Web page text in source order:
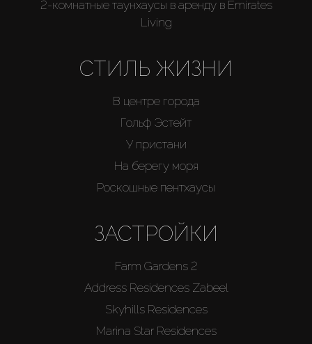
2-комнатные таунхаусы в аренду в Emirates
Living
СТИЛЬ ЖИЗНИ
В центре города
Гольф Эстейт
У пристани
На берегу моря
Роскошные пентхаусы
ЗАСТРОЙКИ
Farm Gardens 2
Address Residences Zabeel
Skyhills Residences
Marina Star Residences